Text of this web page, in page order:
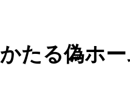
たる偽ホ